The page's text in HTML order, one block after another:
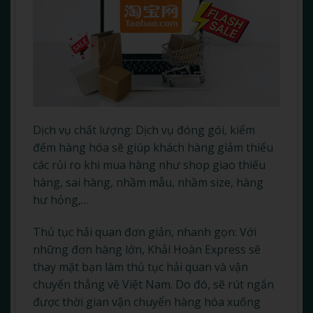
Dịch vụ chất lượng: Dịch vụ đóng gói, kiểm
đếm hàng hóa sẽ giúp khách hàng giảm thiểu
các rủi ro khi mua hàng như shop giao thiếu
hàng, sai hàng, nhầm mẫu, nhầm size, hàng
hư hỏng,…
Thủ tục hải quan đơn giản, nhanh gọn: Với
những đơn hàng lớn, Khải Hoàn Express sẽ
thay mặt bạn làm thủ tục hải quan và vận
chuyển thẳng về Việt Nam. Do đó, sẽ rút ngắn
được thời gian vận chuyển hàng hóa xuống